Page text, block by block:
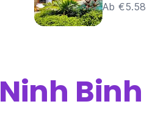
Ab €5.58
Ninh Binh